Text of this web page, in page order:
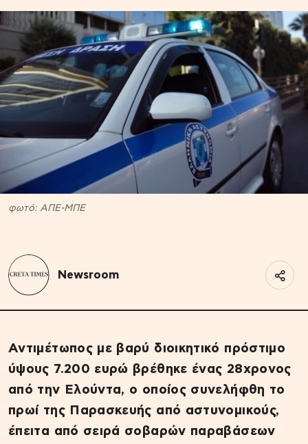
φωτό: ΑΠΕ-ΜΠΕ
Newsroom
Αντιμέτωπος με βαρύ διοικητικό πρόστιμο
ύψους 7.200 ευρώ βρέθηκε ένας 28χρονος
από την Ελούντα, ο οποίος συνελήφθη το
πρωί της Παρασκευής από αστυνομικούς,
έπειτα από σειρά σοβαρών παραβάσεων